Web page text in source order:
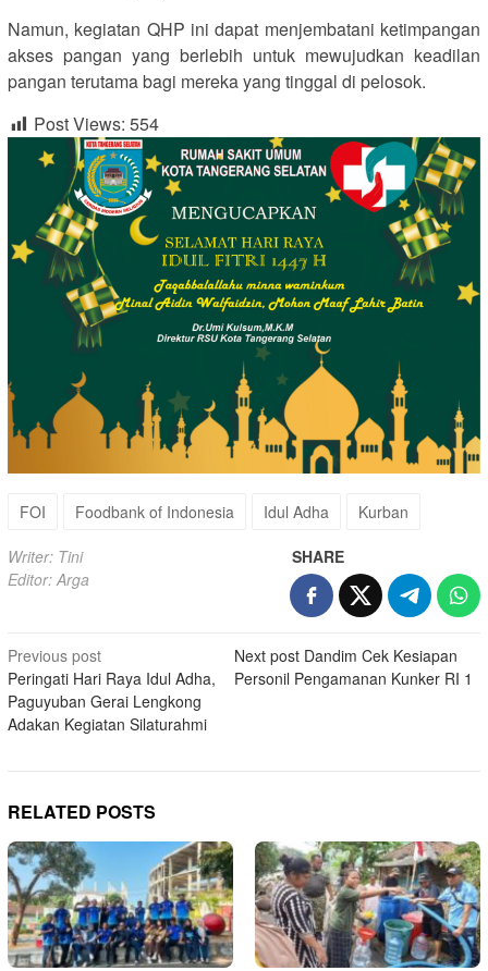
Namun, kegiatan QHP ini dapat menjembatani ketimpangan
akses pangan yang berlebih untuk mewujudkan keadilan
pangan terutama bagi mereka yang tinggal di pelosok.
Post Views: 554
FOI Foodbank of Indonesia Idul Adha Kurban
Writer: Tini
Editor: Arga
SHARE
Post
navigation
Previous post
Peringati Hari Raya Idul Adha,
Paguyuban Gerai Lengkong
Adakan Kegiatan Silaturahmi
Next post Dandim Cek Kesiapan
Personil Pengamanan Kunker RI 1
RELATED POSTS